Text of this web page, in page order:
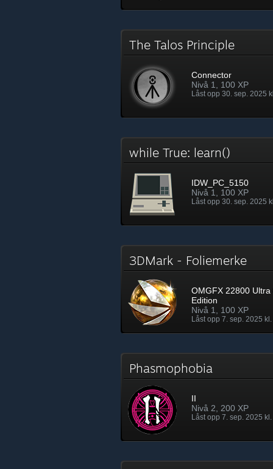
The Talos Principle
Connector
Nivå 1, 100 XP
Låst opp 30. sep. 2025
while True: learn()
IDW_PC_5150
Nivå 1, 100 XP
Låst opp 30. sep. 2025
3DMark - Foliemerke
OMGFX 22800 Ultra
Edition
Nivå 1, 100 XP
Låst opp 7. sep. 2025
Phasmophobia
II
Nivå 2, 200 XP
Låst opp 7. sep. 2025